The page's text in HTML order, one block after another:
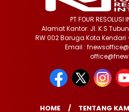
PT FOUR RESOLUSI
Alamat Kantor: Jl. K.S
RW 002 Baruga Kota
Email :
HOME TENTANG